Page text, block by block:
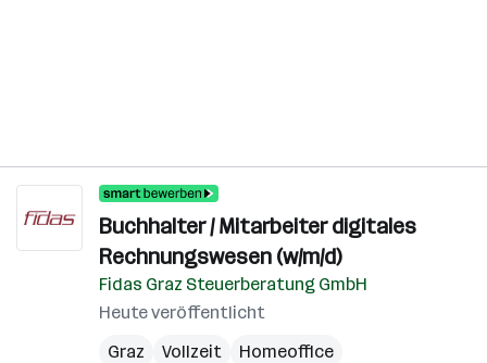
Buchhalter / Mitarbeiter digitales
Rechnungswesen (w/m/d)
Fidas Graz Steuerberatung GmbH
Heute veröffentlicht
Graz
Vollzeit
Homeoffice